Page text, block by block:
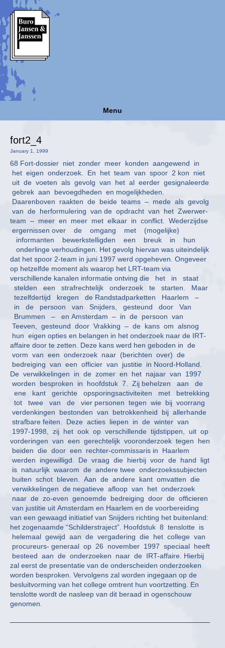
Menu
fort2_4
January 1, 1999
68 Fort-dossier niet zonder meer konden aangewend in
het eigen onderzoek. En het team van spoor 2 kon niet
uit de voeten als gevolg van het al eerder gesignaleerde
gebrek aan bevoegdheden en mogelijkheden.
Daarenboven raakten de beide teams – mede als gevolg
van de herformulering van de opdracht van het Zwerwer-
team – meer en meer met elkaar in conflict. Wederzijdse
ergernissen over de omgang met (mogelijke)
informanten bewerkstelligden een breuk in hun
onderlinge verhoudingen. Het gevolg hiervan was uiteindelijk
dat het spoor 2-team in juni 1997 werd opgeheven. Ongeveer
op hetzelfde moment als waarop het LRT-team via
verschillende kanalen informatie ontving die het in staat
stelden een strafrechtelijk onderzoek te starten. Maar
tezelfdertijd kregen de Randstadparketten Haarlem –
in de persoon van Snijders, gesteund door Van
Brummen – en Amsterdam – in de persoon van
Teeven, gesteund door Vrakking – de kans om alsnog
hun eigen opties en belangen in het onderzoek naar de IRT-
affaire door te zetten. Deze kans werd hen geboden in de
vorm van een onderzoek naar (berichten over) de
bedreiging van een officier van justitie in Noord-Holland.
De verwikkelingen in de zomer en het najaar van 1997
worden besproken in hoofdstuk 7. Zij behelzen aan de
ene kant gerichte opsporingsactiviteiten met betrekking
tot twee van de vier personen tegen wie bij voorrang
verdenkingen bestonden van betrokkenheid bij allerhande
strafbare feiten. Deze acties liepen in de winter van
1997-1998, zij het ook op verschillende tijdstippen, uit op
vorderingen van een gerechtelijk vooronderzoek tegen hen
beiden die door een rechter-commissaris in Haarlem
werden ingewilligd. De vraag die hierbij voor de hand ligt
is natuurlijk waarom de andere twee onderzoekssubjecten
buiten schot bleven. Aan de andere kant omvatten die
verwikkelingen de negatieve afloop van het onderzoek
naar de zo-even genoemde bedreiging door de officieren
van justitie uit Amsterdam en Haarlem en de voorbereiding
van een gewaagd initiatief van Snijders richting het buitenland:
het zogenaamde “Schilderstraject”. Hoofdstuk 8 tenslotte is
helemaal gewijd aan de vergadering die het college van
procureurs- generaal op 26 november 1997 speciaal heeft
besteed aan de onderzoeken naar de IRT-affaire. Hierbij
zal eerst de presentatie van de onderscheiden onderzoeken
worden besproken. Vervolgens zal worden ingegaan op de
besluitvorming van het college omtrent hun voortzetting. En
tenslotte wordt de nasleep van dit beraad in ogenschouw
genomen.